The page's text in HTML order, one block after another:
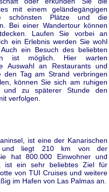
mit einem geländegängigen
schönsten Plätze und die
Bei einer Wandertour können
Laufen Sie vorbei an
ein Erlebnis werden Sie wohl
ein Besuch des beliebten
ist möglich. Hier warten
Auswahl an Restaurants und
Tag am Strand verbringen
können Sie sich am ruhigen
und zu späterer Stunde den
verfolgen.
ist eine der Kanarischen
und liegt 210 km von der
hat 800.000 Einwohner und
ist ein sehr beliebtes Ziel für
von TUI Cruises und weitere
im Hafen von Las Palmas an.